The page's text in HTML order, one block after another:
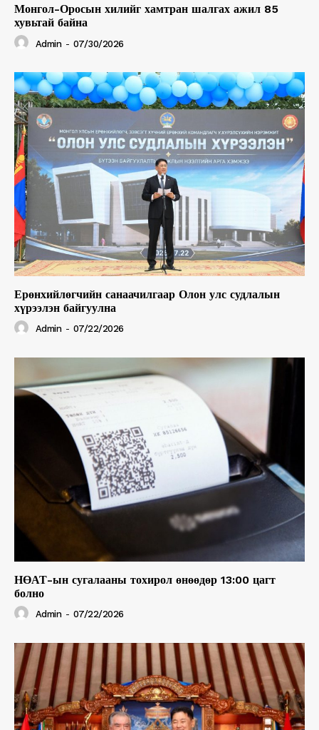
Монгол-Оросын хилийг хамтран шалгах ажил 85
хувьтай байна
Admin - 07/30/2026
Ерөнхийлөгчийн санаачилгаар Олон улс судлалын
хүрээлэн байгуулна
Admin - 07/22/2026
НӨАТ-ын сугалааны тохирол өнөөдөр 13:00 цагт
болно
Admin - 07/22/2026